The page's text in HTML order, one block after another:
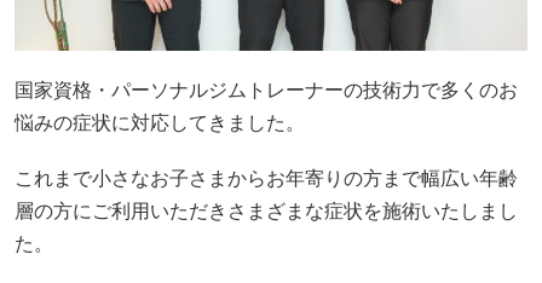
国家資格・パーソナルジムトレーナーの技術力で多くのお
悩みの症状に対応してきました。
これまで小さなお子さまからお年寄りの方まで幅広い年齢
層の方にご利用いただきさまざまな症状を施術いたしまし
た。